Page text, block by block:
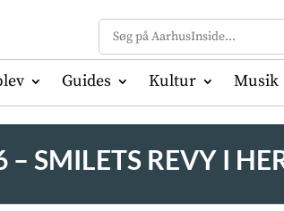
Guides Kultur Musik
SMILETS REVY I